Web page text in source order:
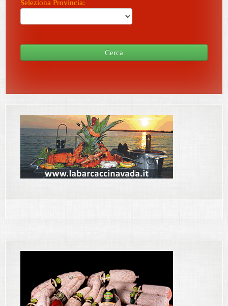
Seleziona Provincia:
Cerca